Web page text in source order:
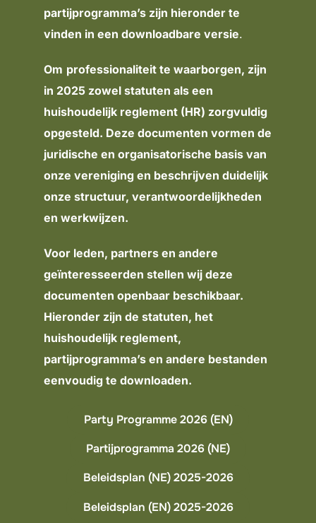
partijprogramma’s zijn hieronder te
vinden in een downloadbare versie.
Om professionaliteit te waarborgen, zijn
in 2025 zowel statuten als een
huishoudelijk reglement (HR) zorgvuldig
opgesteld. Deze documenten vormen de
juridische en organisatorische basis van
onze vereniging en beschrijven duidelijk
onze structuur, verantwoordelijkheden
en werkwijzen.
Voor leden, partners en andere
geïnteresseerden stellen wij deze
documenten openbaar beschikbaar.
Hieronder zijn de statuten, het
huishoudelijk reglement,
partijprogramma’s en andere bestanden
eenvoudig te downloaden.
Party Programme 2026 (EN)
Partijprogramma 2026 (NE)
Beleidsplan (NE) 2025-2026
Beleidsplan (EN) 2025-2026